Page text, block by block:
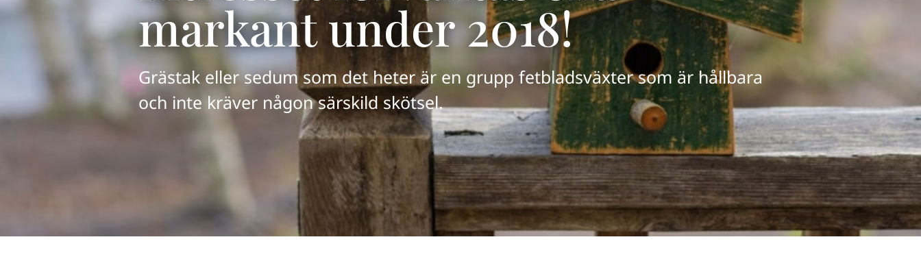
markant under 2018!
Grästak eller sedum som det heter är en grupp fetbladsväxter som är hållbara
och inte kräver någon särskild skötsel.